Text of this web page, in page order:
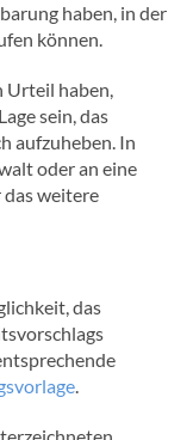
haben, in der
können.
Urteil haben,
sein, das
aufzuheben. In
oder an eine
das weitere
das
.